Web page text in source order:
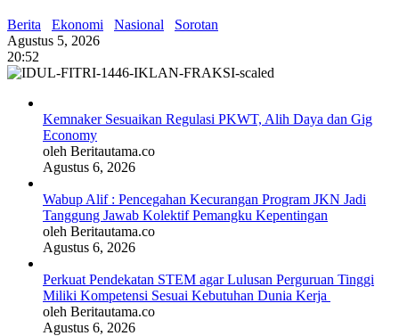
Berita Ekonomi Nasional
Sorotan
Agustus 5, 2026
20:52
Kemnaker Sesuaikan Regulasi PKWT, Alih Daya dan Gig
Economy
oleh Beritautama.co
Agustus 6, 2026
Wabup Alif : Pencegahan Kecurangan Program JKN Jadi
Tanggung Jawab Kolektif Pemangku Kepentingan
oleh Beritautama.co
Agustus 6, 2026
Perkuat Pendekatan STEM agar Lulusan Perguruan Tinggi
Miliki Kompetensi Sesuai Kebutuhan Dunia Kerja
oleh Beritautama.co
Agustus 6, 2026